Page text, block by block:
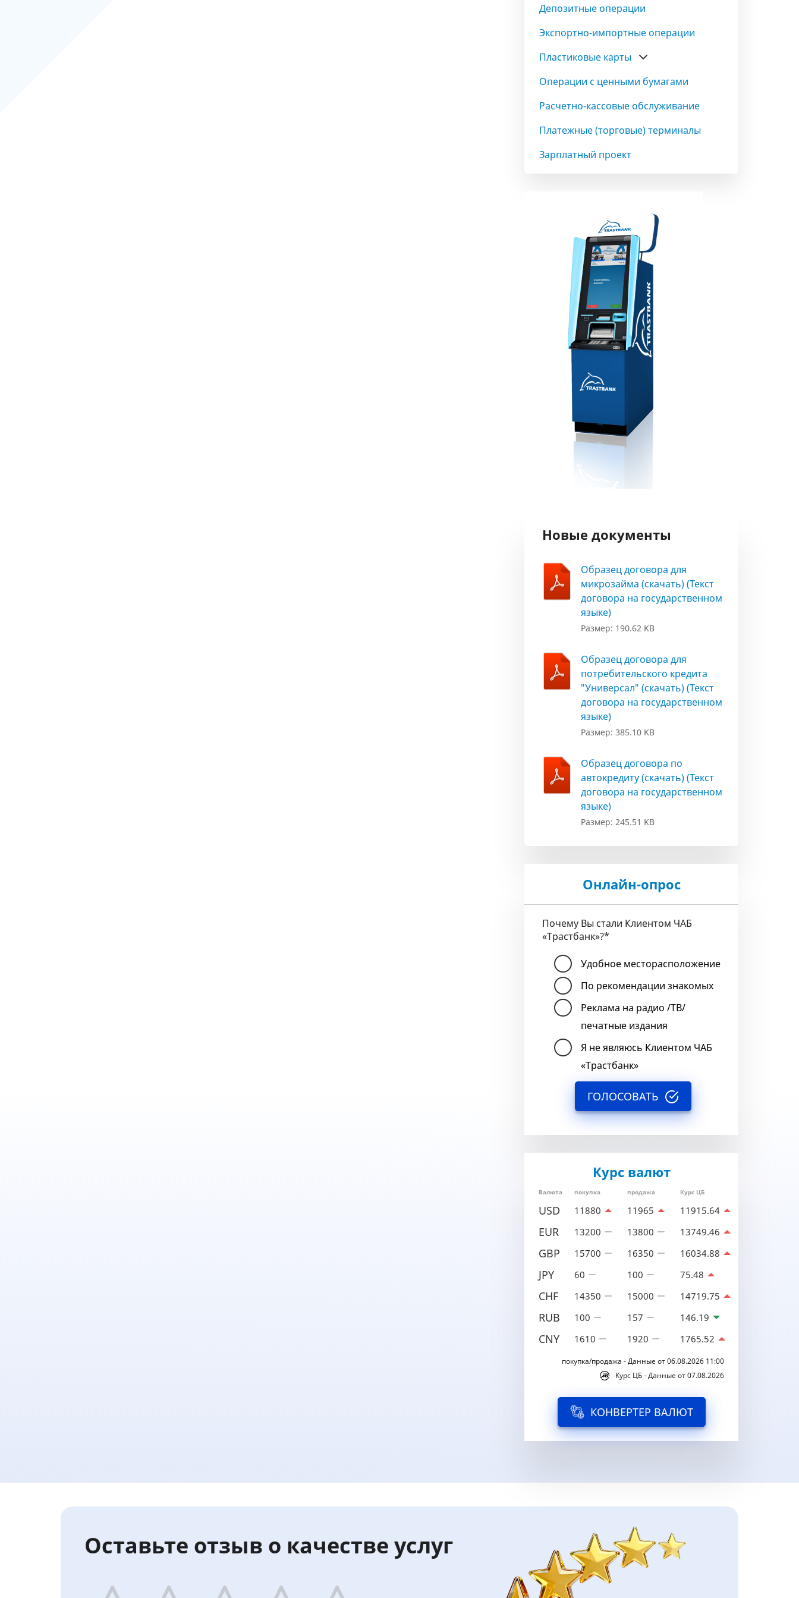
Депозитные операции
Экспортно-импортные операции
Пластиковые карты
Операции с ценными бумагами
Расчетно-кассовые обслуживание
Платежные (торговые) терминалы
Зарплатный проект
Новые документы
Образец договора для
микрозайма (скачать) (Текст
договора на государственном
языке)
Размер: 190.62 KB
Образец договора для
потребительского кредита
"Универсал" (скачать) (Текст
договора на государственном
языке)
Размер: 385.10 KB
Образец договора по
автокредиту (скачать) (Текст
договора на государственном
языке)
Размер: 245.51 KB
Онлайн-опрос
Почему Вы стали Клиентом ЧАБ
«Трастбанк»?*
Удобное месторасположение
По рекомендации знакомых
Реклама на радио /ТВ/
печатные издания
Я не являюсь Клиентом ЧАБ
«Трастбанк»
ГОЛОСОВАТЬ
Курс валют
Валюта покупка продажа Курс ЦБ
USD 11880 11965 11915.64
EUR 13200 13800 13749.46
GBP 15700 16350 16034.88
JPY 60 100 75.48
CHF 14350 15000 14719.75
RUB 100 157 146.19
CNY 1610 1920 1765.52
покупка/продажа - Данные от 06.08.2026 11:00
Курс ЦБ - Данные от 07.08.2026
КОНВЕРТЕР ВАЛЮТ
Оставьте отзыв о качестве услуг